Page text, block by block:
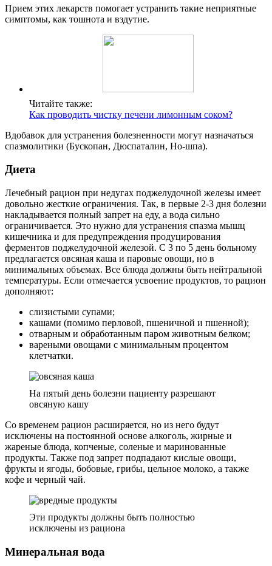
Прием этих лекарств помогает устранить такие неприятные
симптомы, как тошнота и вздутие.
Читайте также:
Как проводить чистку печени лимонным соком?
Вдобавок для устранения болезненности могут назначаться
спазмолитики (Бускопан, Дюспаталин, Но-шпа).
Диета
Лечебный рацион при недугах поджелудочной железы имеет
довольно жесткие ограничения. Так, в первые 2-3 дня болезни
накладывается полный запрет на еду, а вода сильно
ограничивается. Это нужно для устранения спазма мышц
кишечника и для предупреждения продуцирования
ферментов поджелудочной железой. С 3 по 5 день больному
предлагается овсяная каша и паровые овощи, но в
минимальных объемах. Все блюда должны быть нейтральной
температуры. Если отмечается усвоение продуктов, то рацион
дополняют:
слизистыми супами;
кашами (помимо перловой, пшеничной и пшенной);
отварным и обработанным паром животным белком;
вареными овощами с минимальным процентом
клетчатки.
На пятый день болезни пациенту разрешают
овсяную кашу
Со временем рацион расширяется, но из него будут
исключены на постоянной основе алкоголь, жирные и
жареные блюда, копченые, соленые и маринованные
продукты. Также под запрет подпадают кислые овощи,
фрукты и ягоды, бобовые, грибы, цельное молоко, а также
кофе и черный чай.
Эти продукты должны быть полностью
исключены из рациона
Минеральная вода